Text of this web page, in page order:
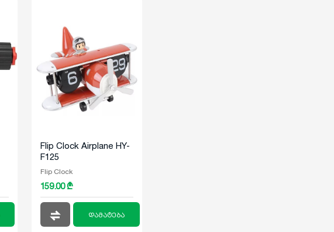
Flip Clock Airplane HY-
F125
Flip Clock
159.00 ₾
დამატება